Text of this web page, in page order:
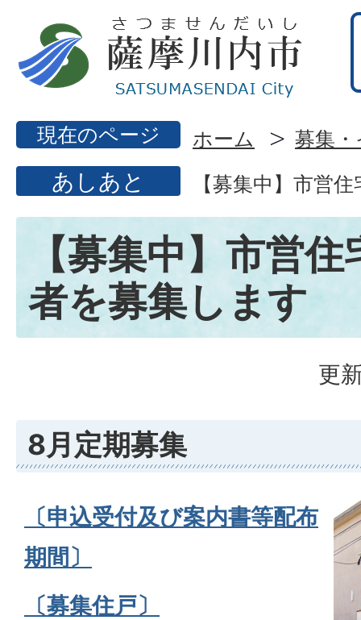
現在のページ ホーム 募集
あしあと 【募集中】市営
【募集中】市営
者を募集します
更
8月定期募集
〔申込受付及び案内書等配布
期間〕
〔募集住戸〕